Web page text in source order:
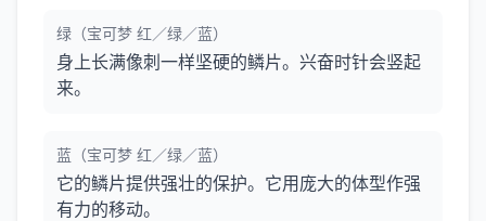
绿（宝可梦 红／绿／蓝）
身上长满像刺一样坚硬的鳞片。兴奋时针会竖起
来。
蓝（宝可梦 红／绿／蓝）
它的鳞片提供强壮的保护。它用庞大的体型作强
有力的移动。